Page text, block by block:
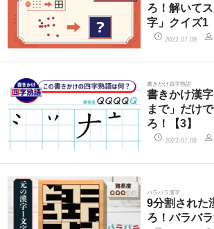
ろ！解いて
字」クイズ1
2022.07.09
書きかけ四字熟語
書きかけ漢
まで」だけ
ろ！【3】
2022.07.08
バラバラ漢字
9分割された
ろ！バラバ